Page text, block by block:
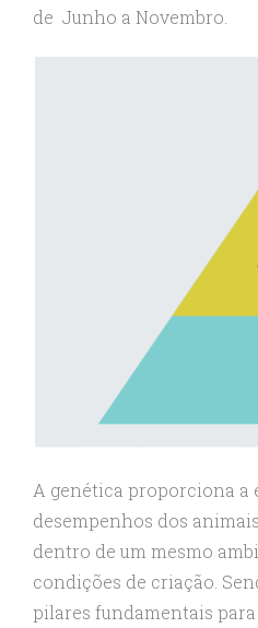
de Junho a Novembro.
A genética proporciona a
desempenhos dos
dentro de um mesmo
condições de criação.
pilares fundamentais